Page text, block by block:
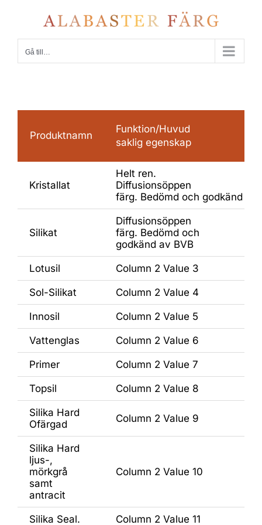
innehållet
Gå till…
Produktnamn
Funktion/Huvud
saklig egenskap
Kristallat
Helt ren.
Diffusionsöppen
färg. Bedömd och godkänd av
Silikat
Diffusionsöppen
färg. Bedömd och
godkänd av BVB
Lotusil Column 2 Value 3
Sol-Silikat Column 2 Value 4
Innosil Column 2 Value 5
Vattenglas Column 2 Value 6
Primer Column 2 Value 7
Topsil Column 2 Value 8
Silika Hard
Ofärgad
Column 2 Value 9
Silika Hard
ljus-,
mörkgrå
samt
antracit
Column 2 Value 10
Silika Seal. Column 2 Value 11